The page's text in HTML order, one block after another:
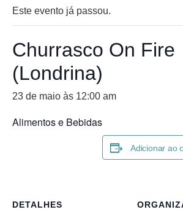
Este evento já passou.
Churrasco On Fire
(Londrina)
23 de maio às 12:00 am
Alimentos e Bebidas
Adicionar ao
DETALHES